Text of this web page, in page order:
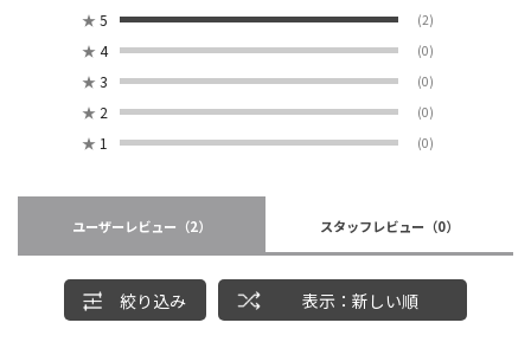
★ 5 (2)
★ 4 (0)
★ 3 (0)
★ 2 (0)
★ 1 (0)
ユーザーレビュー （2） スタッフレビュー （0）
絞り込み 表示：新しい順